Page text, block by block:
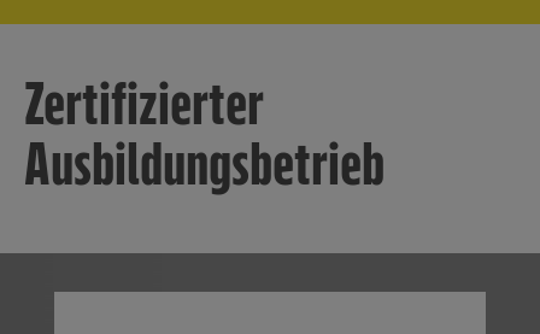
Zertifizierter
Ausbildungsbetrieb